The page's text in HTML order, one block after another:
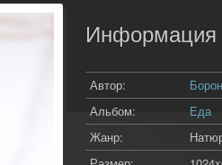
Информация
Автор:
Альбом:
Еда
Жанр: